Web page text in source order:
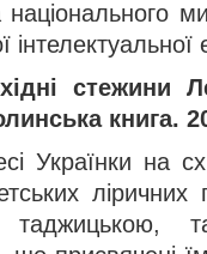
інтелектуальної
стежини
книга.
Українки на
ліричних